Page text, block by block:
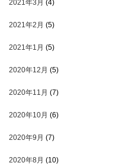
2021年3月 (4)
2021年2月 (5)
2021年1月 (5)
2020年12月 (5)
2020年11月 (7)
2020年10月 (6)
2020年9月 (7)
2020年8月 (10)